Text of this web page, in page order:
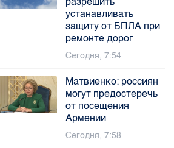
устанавливать
защиту от БПЛА при
ремонте дорог
Сегодня, 7:54
Матвиенко: россиян
могут предостеречь
от посещения
Армении
Сегодня, 7:58